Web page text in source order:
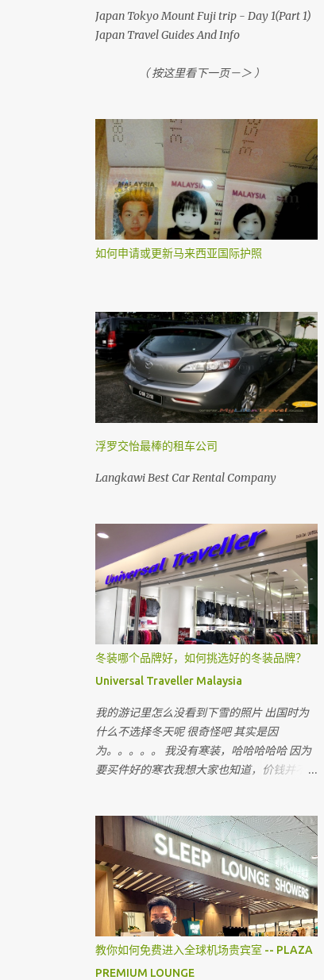
然后你会看到 Web Check in ， 按它
Japan Tokyo Mount Fuji trip - Day 1(Part 1)
Japan Travel Guides And Info
（ 按这里看下一页－＞ ）
如何申请或更新马来西亚国际护照
浮罗交怡最棒的租车公司
Langkawi Best Car Rental Company
冬装哪个品牌好，如何挑选好的冬装品牌？
Universal Traveller Malaysia
我的游记里怎么没看到下雪的照片 出国时为
什么不选择冬天呢 很奇怪吧 其实是因
为。。。。。 我没有寒装，哈哈哈哈哈 因为
要买件好的寒衣我想大家也知道，价钱并不便
都省在哪里呢 ？ 就是省在买寒衣，如果亲戚
朋友有，和他们借，对不对 最近听到很多朋
友说上网买会比较值得 但很多我认识的朋友
上网买后，都会建议我不要上网买，为什么呢
教你如何免费进入全球机场贵宾室 -- PLAZA
PREMIUM LOUNGE